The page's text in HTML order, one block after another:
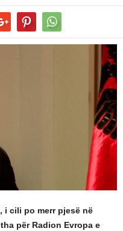
i cili po merr pjesë në
për Radion Evropa e